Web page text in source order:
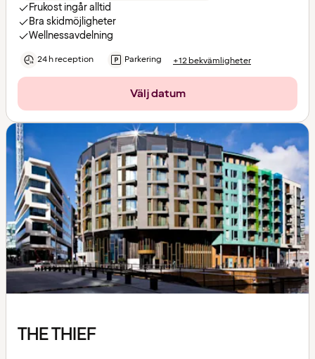
Frukost ingår alltid
Bra skidmöjligheter
Wellnessavdelning
24 h reception Parkering +12 bekvämligheter
Välj datum
THE THIEF